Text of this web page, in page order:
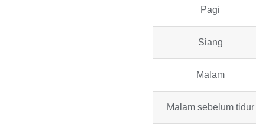
Pagi
Siang
Malam
Malam sebelum tidur